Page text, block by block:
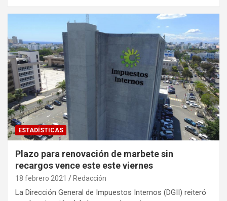
ESTADÍSTICAS
Plazo para renovación de marbete sin
recargos vence este este viernes
18 febrero 2021 Redacción
La Dirección General de Impuestos Internos (DGII) reiteró